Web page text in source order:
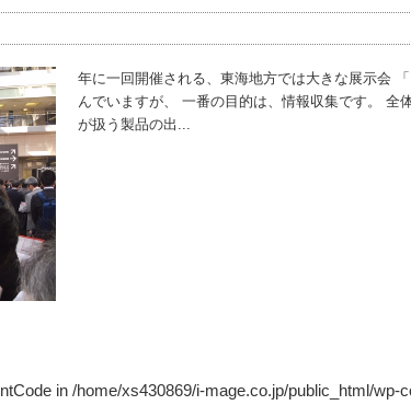
年に一回開催される、東海地方では大きな展示会
んでいますが、 一番の目的は、情報収集です。
が扱う製品の出...
in /home/xs430869/i-mage.co.jp/public_html/wp-